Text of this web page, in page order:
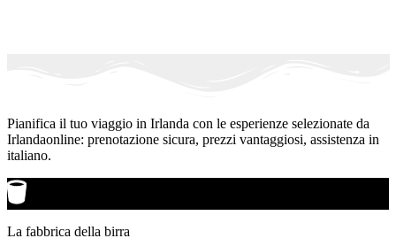
Pianifica il tuo viaggio in Irlanda con le esperienze selezionate da
Irlandaonline: prenotazione sicura, prezzi vantaggiosi, assistenza in
italiano.
La fabbrica della birra